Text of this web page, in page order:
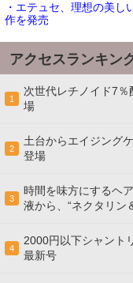
・エテュセ、理想の美
作を発売
アクセスランキン
1
次世代レチノイド7
場
2
土台からエイジング
登場
3
時間を味方にするヘ
液から、“ネクタリン
4
2000円以下シャント
最新号